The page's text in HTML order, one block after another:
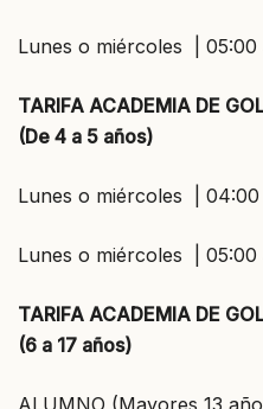
Lunes o miércoles |
TARIFA ACADEMIA DE
(De 4 a 5 años)
Lunes o miércoles |
Lunes o miércoles |
TARIFA ACADEMIA DE
(6 a 17 años)
ALUMNO (Mayores 13